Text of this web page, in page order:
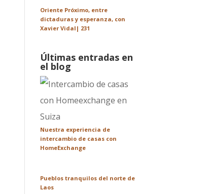
Oriente Próximo, entre
dictaduras y esperanza, con
Xavier Vidal| 231
Últimas entradas en
el blog
Nuestra experiencia de
intercambio de casas con
HomeExchange
Pueblos tranquilos del norte de
Laos